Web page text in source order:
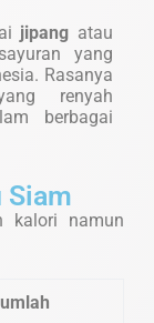
jipang atau
yang
Rasanya
renyah
berbagai
Siam
kalori namun